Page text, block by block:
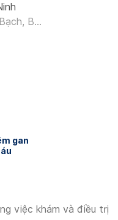
B...
gan
việc khám và điều trị